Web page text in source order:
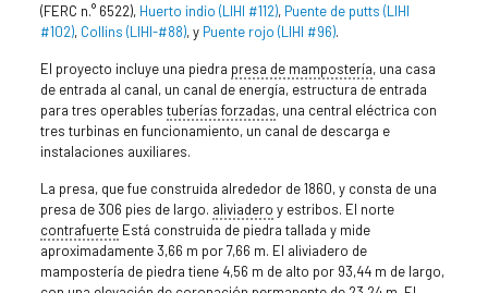
(FERC n.° 6522), Huerto indio (LIHI #112), Puente de putts (LIHI
#102), Collins (LIHI-#88), y Puente rojo (LIHI #96).
El proyecto incluye una piedra presa de mampostería, una casa
de entrada al canal, un canal de energía, estructura de entrada
para tres operables tuberías forzadas, una central eléctrica con
tres turbinas en funcionamiento, un canal de descarga e
instalaciones auxiliares.
La presa, que fue construida alrededor de 1860, y consta de una
presa de 306 pies de largo. aliviadero y estribos. El norte
contrafuerteEstá construida de piedra tallada y mide
aproximadamente 3,66 m por 7,66 m. El aliviadero de
mampostería de piedra tiene 4,56 m de alto por 93,44 m de largo,